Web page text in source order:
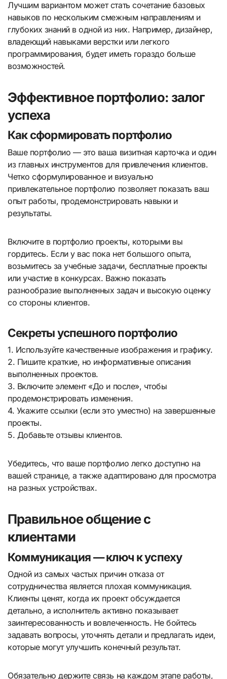
Лучшим вариантом может стать сочетание базовых
навыков по нескольким смежным направлениям и
глубоких знаний в одной из них. Например, дизайнер,
владеющий навыками верстки или легкого
программирования, будет иметь гораздо больше
возможностей.
Эффективное портфолио: залог
успеха
Как сформировать портфолио
Ваше портфолио — это ваша визитная карточка и один
из главных инструментов для привлечения клиентов.
Четко сформулированное и визуально
привлекательное портфолио позволяет показать ваш
опыт работы, продемонстрировать навыки и
результаты.
Включите в портфолио проекты, которыми вы
гордитесь. Если у вас пока нет большого опыта,
возьмитесь за учебные задачи, бесплатные проекты
или участие в конкурсах. Важно показать
разнообразие выполненных задач и высокую оценку
со стороны клиентов.
Секреты успешного портфолио
1. Используйте качественные изображения и графику.
2. Пишите краткие, но информативные описания
выполненных проектов.
3. Включите элемент «До и после», чтобы
продемонстрировать изменения.
4. Укажите ссылки (если это уместно) на завершенные
проекты.
5. Добавьте отзывы клиентов.
Убедитесь, что ваше портфолио легко доступно на
вашей странице, а также адаптировано для просмотра
на разных устройствах.
Правильное общение с
клиентами
Коммуникация — ключ к успеху
Одной из самых частых причин отказа от
сотрудничества является плохая коммуникация.
Клиенты ценят, когда их проект обсуждается
детально, а исполнитель активно показывает
заинтересованность и вовлеченность. Не бойтесь
задавать вопросы, уточнять детали и предлагать идеи,
которые могут улучшить конечный результат.
Обязательно держите связь на каждом этапе работы,